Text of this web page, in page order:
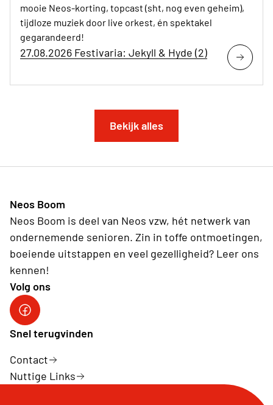
mooie Neos-korting, topcast (sht, nog even geheim),
tijdloze muziek door live orkest, én spektakel
gegarandeerd!
27.08.2026 Festivaria: Jekyll & Hyde (2)
Bekijk alles
Neos Boom
Neos Boom is deel van Neos vzw, hét netwerk van
ondernemende senioren. Zin in toffe ontmoetingen,
boeiende uitstappen en veel gezelligheid? Leer ons
kennen!
Volg ons
Facebook
Snel terugvinden
Contact
Nuttige Links